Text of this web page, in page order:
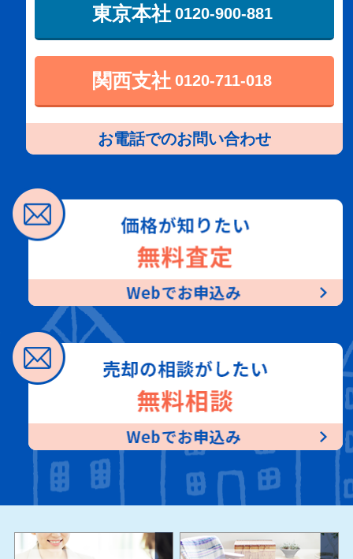
東京本社 0120-900-881
関西支社 0120-711-018
お電話でのお問い合わせ